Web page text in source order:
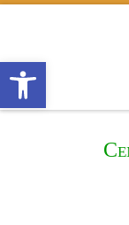
Ouvrir la